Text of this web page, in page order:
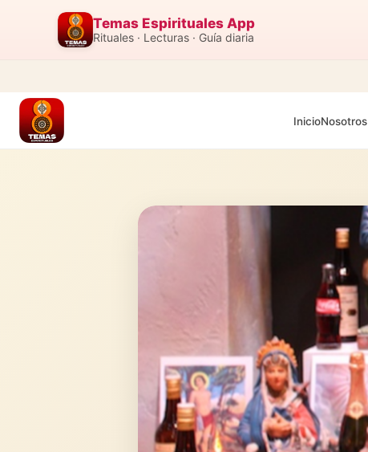
Temas Espirituales App
Rituales · Lecturas · Guía diaria
InicioNosotros